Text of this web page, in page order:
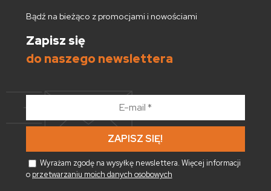
Bądź na bieżąco z promocjami i nowościami
Zapisz się
do naszego newslettera
*
Wyrażam zgodę na wysyłkę newslettera. Więcej informacji
o przetwarzaniu moich danych osobowych